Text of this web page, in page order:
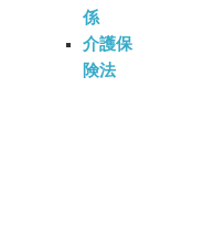
係
介護保
険法